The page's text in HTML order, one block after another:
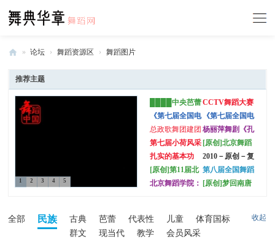
舞
典
国
» 论坛 › 舞蹈资源区 › 舞蹈图片
推荐主题
1 2 3 4 5
████中央芭蕾
舞团 第三届芭
蕾创意工作坊晚
会 workshop 精
彩剧照
CCTV舞蹈大赛
(原创)
《第七届全国电
视舞蹈大赛》专
业院团组 第二
场决赛精彩图
《第七届全国电
视舞蹈大赛》决
赛第一场“群文·
少儿组”精彩图
总政歌舞团建团
60周年舞蹈专场
《燃烧的舞步》
精彩剧照集锦一
杨丽萍舞剧《孔
雀》----1920大
图
第七届小荷风采
全国少儿舞蹈展
演 第二场（阿
瑞摄影）
[原创]北京舞蹈
学院：世界美学
大会中国舞蹈精
品晚会（有王亚
彬，摄于2010年
扎实的基本功
2010－原创－复
员前的回忆－南
京军区
[原创]第11届北
京市舞蹈比赛
舞蹈摄影作品，
陆续上传中)
第八届全国舞蹈
比赛在武汉举行
北京舞蹈学院： [原创]梦回南唐
舞网论坛重生)
收起
全部 民族 古典 芭蕾 代表性 儿童
体育国标
群文
现当代 教学
会员风采